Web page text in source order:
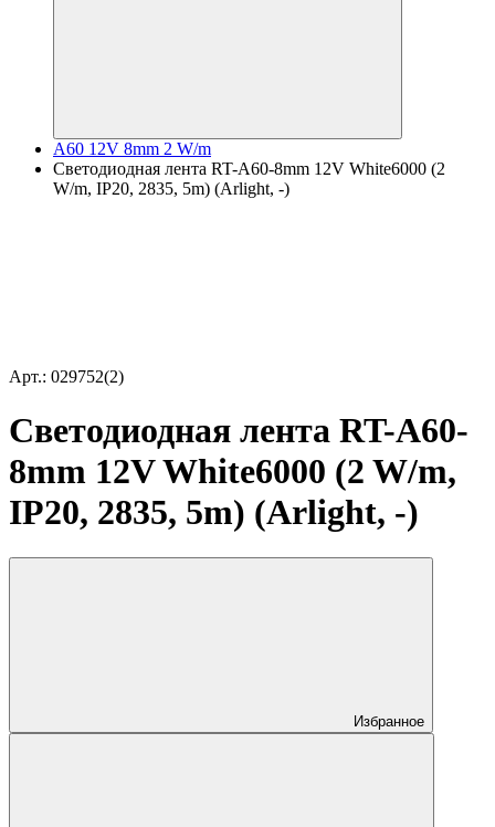
A60 12V 8mm 2 W/m
Светодиодная лента RT-A60-8mm 12V White6000 (2
W/m, IP20, 2835, 5m) (Arlight, -)
Арт.: 029752(2)
Светодиодная лента RT-A60-
8mm 12V White6000 (2 W/m,
IP20, 2835, 5m) (Arlight, -)
Избранное